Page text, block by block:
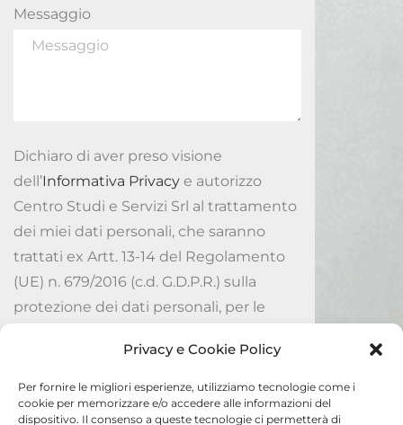
Privacy e Cookie Policy
Per fornire le migliori esperienze, utilizziamo tecnologie come i
cookie per memorizzare e/o accedere alle informazioni del
dispositivo. Il consenso a queste tecnologie ci permetterà di
Messaggio
Dichiaro di aver preso visione
dell’Informativa Privacy e autorizzo
Centro Studi e Servizi Srl al trattamento
dei miei dati personali, che saranno
trattati ex Artt. 13-14 del Regolamento
(UE) n. 679/2016 (c.d. G.D.P.R.) sulla
protezione dei dati personali, per le
Invia